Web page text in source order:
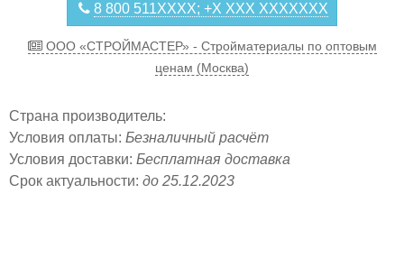
8 800 511XXXX; +X XXX XXXXXXX
ООО «СТРОЙМАСТЕР» - Стройматериалы по оптовым
ценам (Москва)
Страна производитель:
Условия оплаты: Безналичный расчёт
Условия доставки: Бесплатная доставка
Срок актуальности: до 25.12.2023